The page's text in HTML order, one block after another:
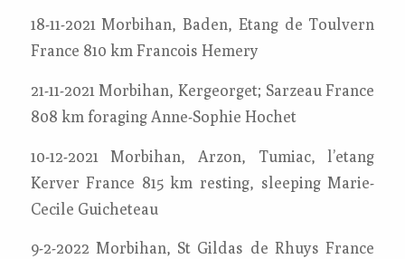
18-11-2021 Morbihan, Baden, Etang de Toulvern
France 810 km Francois Hemery
21-11-2021 Morbihan, Kergeorget; Sarzeau France
808 km foraging Anne-Sophie Hochet
10-12-2021 Morbihan, Arzon, Tumiac, l’etang
Kerver France 815 km resting, sleeping Marie-
Cecile Guicheteau
9-2-2022 Morbihan, St Gildas de Rhuys France